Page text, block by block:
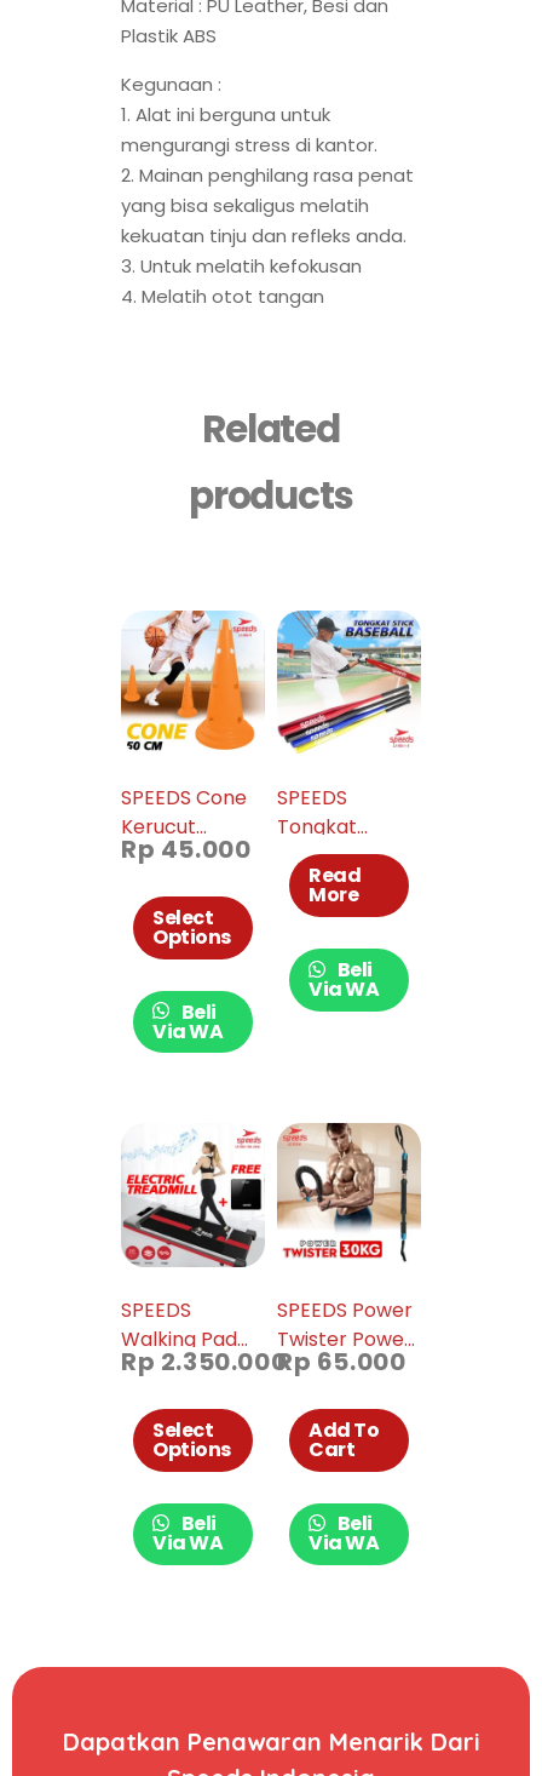
Material : PU Leather, Besi dan
Plastik ABS
Kegunaan :
1. Alat ini berguna untuk
mengurangi stress di kantor.
2. Mainan penghilang rasa penat
yang bisa sekaligus melatih
kekuatan tinju dan refleks anda.
3. Untuk melatih kefokusan
4. Melatih otot tangan
Related
products
SPEEDS Cone
Kerucut
Latihan Traffic
006-09
Rp 45.000
Select
Options
Beli
Via WA
SPEEDS
Tongkat
Baseball
Aluminium 002
Read
More
Beli
Via WA
SPEEDS
Walking Pad
Treadmil
Rp 2.350.000
Select
Options
Beli
Via WA
SPEEDS Power
Twister Power
Bender 30 Kg
Pembentuk
Otot Tubuh
Tangan 013-08
Rp 65.000
Add To
Cart
Beli
Via WA
Dapatkan Penawaran Menarik Dari